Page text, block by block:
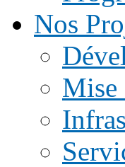
Nos
Mise